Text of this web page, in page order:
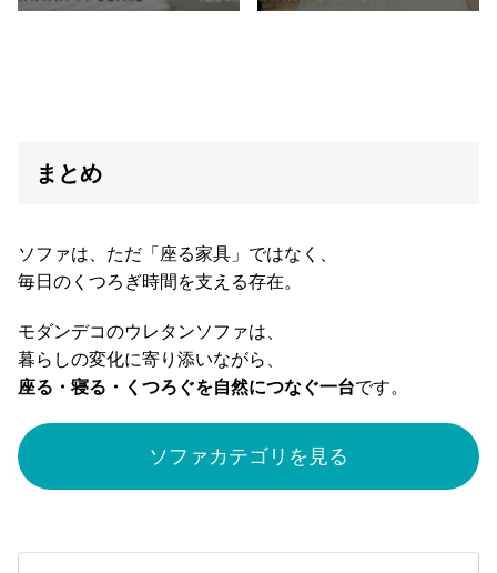
まとめ
ソファは、ただ「座る家具」ではなく、
毎日のくつろぎ時間を支える存在。
モダンデコのウレタンソファは、
暮らしの変化に寄り添いながら、
座る・寝る・くつろぐを自然につなぐ一台です。
ソファカテゴリを見る